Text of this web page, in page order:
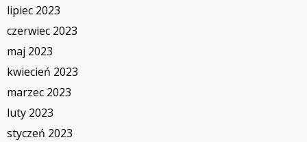
lipiec 2023
czerwiec 2023
maj 2023
kwiecień 2023
marzec 2023
luty 2023
styczeń 2023